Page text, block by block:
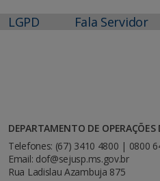
LGPD Fala Servidor
DEPARTAMENTO DE OPERAÇÕES
Telefones: (67) 3410 4800 | 0800
Email: dof@sejusp.ms.gov.br
Rua Ladislau Azambuja 875